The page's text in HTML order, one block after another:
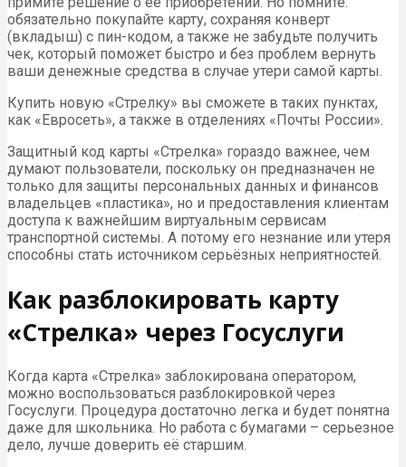
обязательно покупайте карту, сохраняя конверт
(вкладыш) с пин-кодом, а также не забудьте получить
чек, который поможет быстро и без проблем вернуть
ваши денежные средства в случае утери самой карты.
Купить новую «Стрелку» вы сможете в таких пунктах,
как «Евросеть», а также в отделениях «Почты России».
Защитный код карты «Стрелка» гораздо важнее, чем
думают пользователи, поскольку он предназначен не
только для защиты персональных данных и финансов
владельцев «пластика», но и предоставления клиентам
доступа к важнейшим виртуальным сервисам
транспортной системы. А потому его незнание или утеря
способны стать источником серьёзных неприятностей.
Как разблокировать карту
«Стрелка» через Госуслуги
Когда карта «Стрелка» заблокирована оператором,
можно воспользоваться разблокировкой через
Госуслуги. Процедура достаточно легка и будет понятна
даже для школьника. Но работа с бумагами – серьезное
дело, лучше доверить её старшим.